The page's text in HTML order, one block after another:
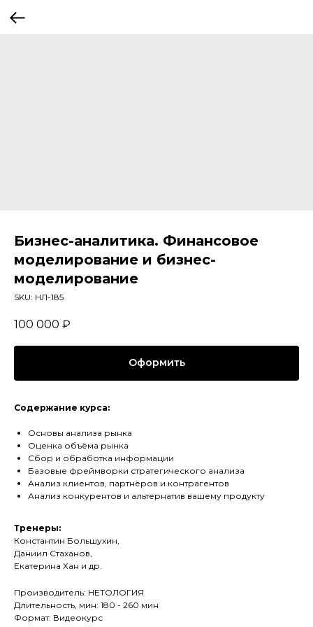
Бизнес-аналитика. Финансовое
моделирование и бизнес-
моделирование
SKU: НЛ-185
100 000 ₽
Оформить
Содержание курса:
Основы анализа рынка
Оценка объёма рынка
Сбор и обработка информации
Базовые фреймворки стратегического анализа
Анализ клиентов, партнёров и контрагентов
Анализ конкурентов и альтернатив вашему продукту
Тренеры:
Константин Большухин,
Даниил Стаханов,
Екатерина Хан и др.
Производитель: НЕТОЛОГИЯ
Длительность, мин: 180 - 260 мин
Формат: Видеокурс